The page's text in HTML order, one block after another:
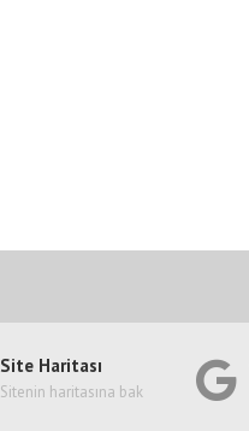
Site Haritası
Sitenin haritasına bak